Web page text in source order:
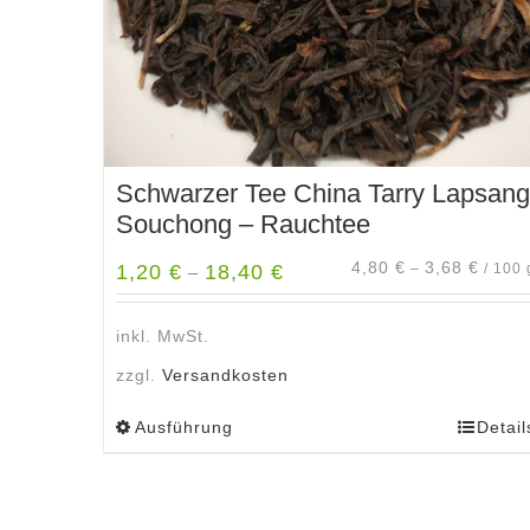
Schwarzer Tee China Tarry Lapsang
Souchong – Rauchtee
1,20 € – 18,40 € 4,80 € – 3,68 € / 100
inkl. MwSt.
zzgl. Versandkosten
Ausführung